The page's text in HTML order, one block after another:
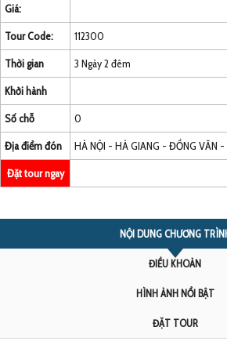
Giá:
Tour Code:
112300
Thời gian
3 Ngày 2 đêm
Khởi hành
Số chỗ
0
Địa điểm đón
HÀ NỘI - HÀ GIANG - ĐỒNG VĂN
Đặt tour ngay
NỘI DUNG CHƯƠNG
ĐIỀU KHOẢN
HÌNH ẢNH NỔI BẬT
ĐẶT TOUR